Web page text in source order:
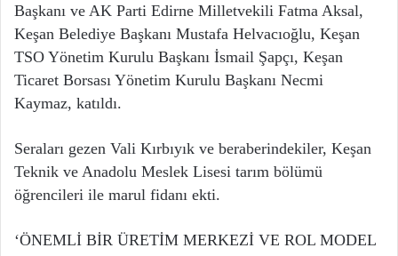
Başkanı ve AK Parti Edirne Milletvekili Fatma Aksal,
Keşan Belediye Başkanı Mustafa Helvacıoğlu, Keşan
TSO Yönetim Kurulu Başkanı İsmail Şapçı, Keşan
Ticaret Borsası Yönetim Kurulu Başkanı Necmi
Kaymaz, katıldı.
Seraları gezen Vali Kırbıyık ve beraberindekiler, Keşan
Teknik ve Anadolu Meslek Lisesi tarım bölümü
öğrencileri ile marul fidanı ekti.
‘ÖNEMLİ BİR ÜRETİM MERKEZİ VE ROL MODEL